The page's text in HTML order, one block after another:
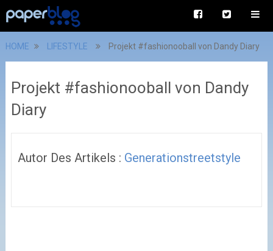
HOME LIFESTYLE Projekt #fashionooball von Dandy Diary
Projekt #fashionooball von Dandy
Diary
Autor Des Artikels : Generationstreetstyle